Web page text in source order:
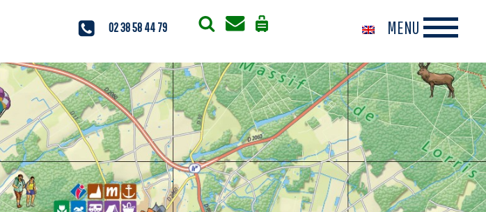
02 38 58 44 79